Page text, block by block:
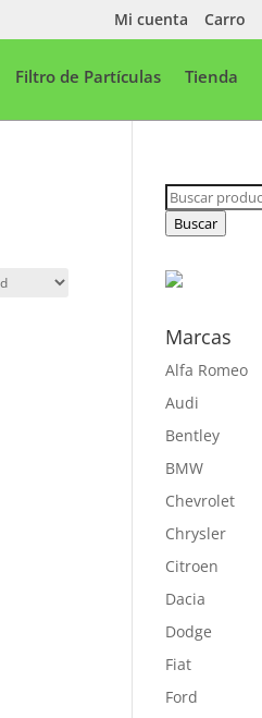
Mi cuenta Carro
Filtro de Partículas Tienda
Buscar
por:
Buscar
Marcas
Alfa Romeo
Audi
Bentley
BMW
Chevrolet
Chrysler
Citroen
Dacia
Dodge
Fiat
Ford